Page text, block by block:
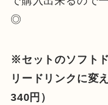
◎
※セットのソフト
リードリンクに変
340円）